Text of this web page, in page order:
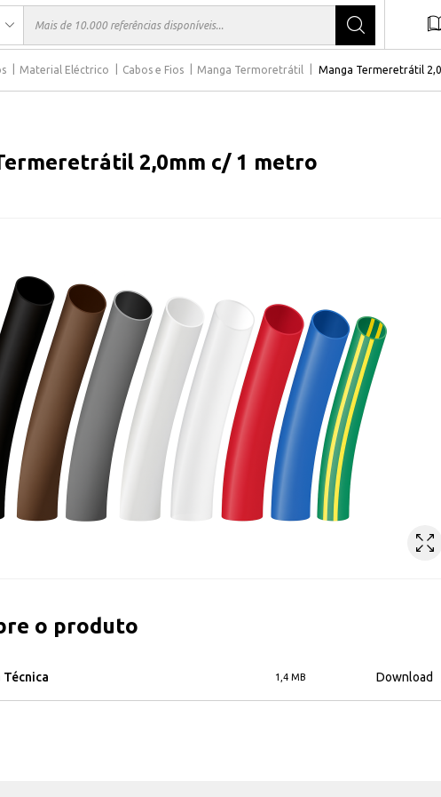
Material Eléctrico Cabos e Fios Manga Termoretrátil Manga Termeretrátil
2,0mm c/ 1 metro
o produto
Técnica 1,4 MB Download